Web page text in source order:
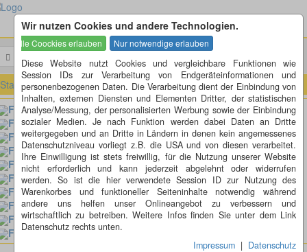
Wir nutzen Cookies und andere Technologien.
Diese Website nutzt Cookies und vergleichbare Funktionen wie
Session IDs zur Verarbeitung von Endgeräteinformationen und
personenbezogenen Daten. Die Verarbeitung dient der Einbindung von
Inhalten, externen Diensten und Elementen Dritter, der statistischen
Analyse/Messung, der personalisierten Werbung sowie der Einbindung
sozialer Medien. Je nach Funktion werden dabei Daten an Dritte
weitergegeben und an Dritte in Ländern in denen kein angemessenes
Datenschutzniveau vorliegt z.B. die USA und von diesen verarbeitet.
Ihre Einwilligung ist stets freiwillig, für die Nutzung unserer Website
nicht erforderlich und kann jederzeit abgelehnt oder widerrufen
werden. So ist die hier verwendete Session ID zur Nutzung des
Warenkorbes und funktioneller Seiteninhalte notwendig während
andere uns helfen unser Onlineangebot zu verbessern und
wirtschaftlich zu betreiben. Weitere Infos finden Sie unter dem Link
Datenschutz rechts unten.
Impressum | Datenschutz
Startseite » Fotorätsel » Fotorätsel 231 bis 240
Fotorätsel 240
Fotorätsel 239
Fotorätsel 238
Fotorätsel 237
Fotorätsel 236
Fotorätsel 235
Fotorätsel 234
Fotorätsel 233
Fotorätsel 232
Fotorätsel 231